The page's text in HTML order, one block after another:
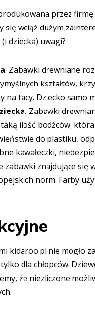
przez
się wciąż dużym
dziecka) uwagi?
. Zabawki drewniane
kształtów,
na tacy. Dziecko samo
Zabawki
ilość bodźców,
do plastiku,
kawałeczki,
zabawki znajdujące się
norm. Farby
kidaroo.pl nie mogło
dla chłopców.
że niezliczone